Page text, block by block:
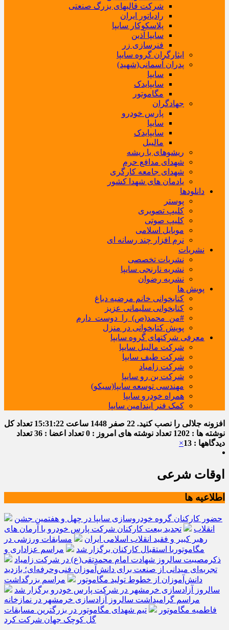
شرکت قالبهای بزرگ صنعتی
رادیاتور ایران
پلاسکوکار سایپا
سایپا آذین
فنرسازی زر
ایثارگران گروه سایپا
پدران آسمانی(شهید)
سایپا
سایپایدک
مگاموتور
جهادگران
پارس خودرو
سایپا
سایپایدک
مالیبل
ریشوهای با ریشه
شهدای مدافع حرم
شهدای جامعه کارگری
یادمان های شهدا کشور
دانلودها
پوستر
کلیپ تصویری
کلیپ صوتی
موبایل اسلامی
نرم افزار چند رسانه ای
نشریات
نشریات تخصصی
نشریه نارنجی سایپا
نشریه رضوان
پویش ها
کتابخوانی خانم مرضیه دباغ
کتابخوانی سلیمانی عزیز
#من_محمد(ص)_را_دوست_دارم
پویش کتابخوانی در منزل
معرفی شرکتهای گروه سایپا
شرکت مالیبل سایپا
شرکت طیف سایپا
شرکت زامیاد
شرکت بن رو سایپا
مهندسی توسعه سایپا(سیکو)
همراه خودرو سایپا
کمک فنر ایندامین سایپا
افزونه جلالی را نصب کنید. 22 صفر 1448 ساعت 15:31:22 تعداد کل
نوشته ها : 1202
تعداد نوشته های امروز : 0 تعداد اعضا : 36
تعداد
دیدگاهها : 13
×
اوقات شرعی
اطلاعیه ها
حضور کارکنان گروه خودروسازی سایپا در چهل و هفتمین جشن
انقلاب
تجدید بیعت کارکنان شرکت پارس خودرو با آرمان های
رهبر کبیر و فقید انقلاب اسلامی ایران
مسابقات ورزشی در
مگاموتوربا استقبال کارکنان برگزار شد
مراسم عزاداری و
ذکرمصیبت سالروز شهادت امام محمدتقی(ع) در شرکت زامیاد
تجربه‌ای میدانی از صنعت برای دانش‌آموزان فنی‌وحرفه‌ای؛ بازدید
دانش‌آموزان از خطوط تولید مگاموتور
مراسم بزرگداشت
سالروز آزادسازی خرمشهر در شرکت پارس خودرو برگزار شد
مراسم گرامیداشت سالروز آزادسازی خرمشهر در نمازخانه
فاطمیه مگاموتور
تیم شهدای مگاموتور در بزرگترین مسابقات
گل کوچک جهان شرکت کرد